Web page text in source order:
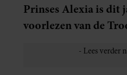
Prinses Alexia is dit
voorlezen van de